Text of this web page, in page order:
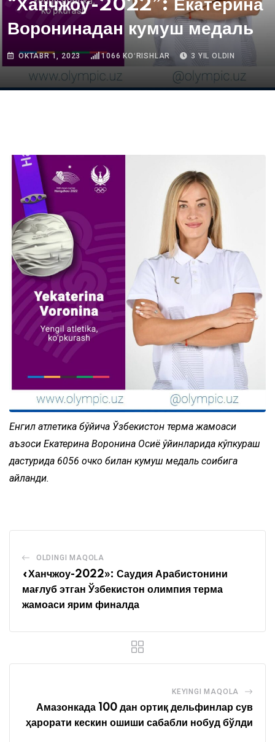
“Ханчжоу-2022”: Екатерина
Воронинадан кумуш медаль
OKTABR 1, 2023 1066 KOʻRISHLAR 3 YIL OLDIN
Енгил атлетика бўйича Ўзбекистон терма жамоаси
аъзоси Екатерина Воронина Осиё ўйинларида кўпкураш
дастурида 6056 очко билан кумуш медаль соҳибига
айланди.
OLDINGI MAQOLA
«Ханчжоу-2022»: Саудия Арабистонини
мағлуб этган Ўзбекистон олимпия терма
жамоаси ярим финалда
KEYINGI MAQOLA
Амазонкада 100 дан ортиқ дельфинлар сув
ҳарорати кескин ошиши сабабли нобуд бўлди